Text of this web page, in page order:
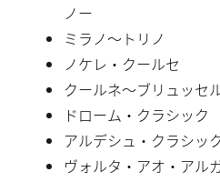
ノー
ミラノ〜トリノ
ノケレ・クールセ
クールネ〜ブリュッセ
ドローム・クラシック
アルデシュ・クラシッ
ヴォルタ・アオ・アル